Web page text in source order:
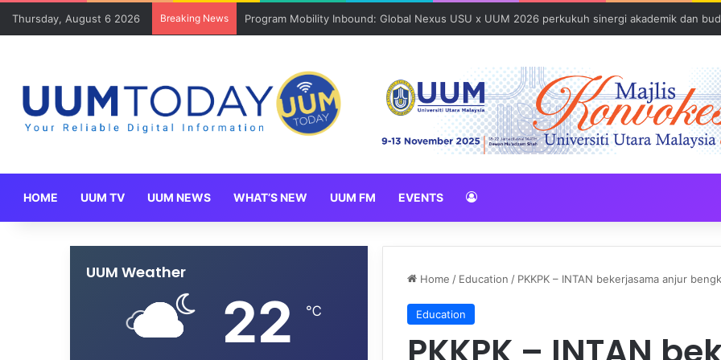
Thursday, August 6 2026 Breaking News Program Mobility Inbound: Global Nexus USU x UUM 2026 perkukuh sinergi akademik dan
HOME UUM TV UUM NEWS WHAT’S NEW UUM FM EVENTS
Home / Education / PKKPK – INTAN bekerjasama anjur
Education
UUM Weather
22 ℃